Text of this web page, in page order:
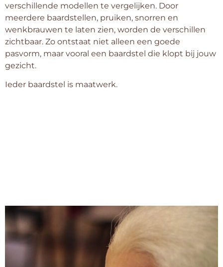
verschillende modellen te vergelijken. Door
meerdere baardstellen, pruiken, snorren en
wenkbrauwen te laten zien, worden de verschillen
zichtbaar. Zo ontstaat niet alleen een goede
pasvorm, maar vooral een baardstel die klopt bij jouw
gezicht.
Ieder baardstel is maatwerk.